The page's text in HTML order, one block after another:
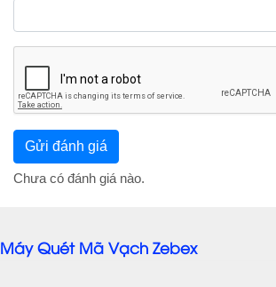
Chưa có đánh giá nào.
Máy Quét Mã Vạch Zebex